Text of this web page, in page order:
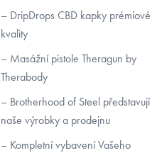
DripDrops CBD kapky prémiové
kvality
Masážní pistole Theragun by
Therabody
Brotherhood of Steel představují
naše výrobky a prodejnu
Kompletní vybavení Vašeho